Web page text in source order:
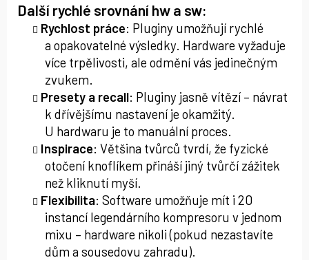
Další rychlé srovnání hw a sw:
Rychlost práce: Pluginy umožňují rychlé
a opakovatelné výsledky. Hardware vyžaduje
více trpělivosti, ale odmění vás jedinečným
zvukem.
Presety a recall: Pluginy jasně vítězí – návrat
k dřívějšímu nastavení je okamžitý.
U hardwaru je to manuální proces.
Inspirace: Většina tvůrců tvrdí, že fyzické
otočení knoflíkem přináší jiný tvůrčí zážitek
než kliknutí myší.
Flexibilita: Software umožňuje mít i 20
instancí legendárního kompresoru v jednom
mixu – hardware nikoli (pokud nezastavíte
dům a sousedovu zahradu).